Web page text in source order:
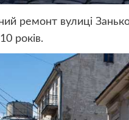
ремонт вулиці
років.